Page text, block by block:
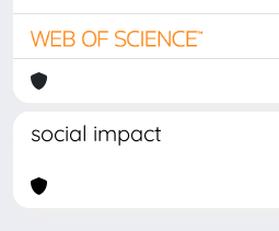
social impact